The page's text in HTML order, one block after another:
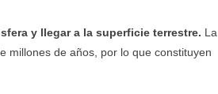
y llegar a la superficie terrestre. La
millones de años, por lo que constituyen